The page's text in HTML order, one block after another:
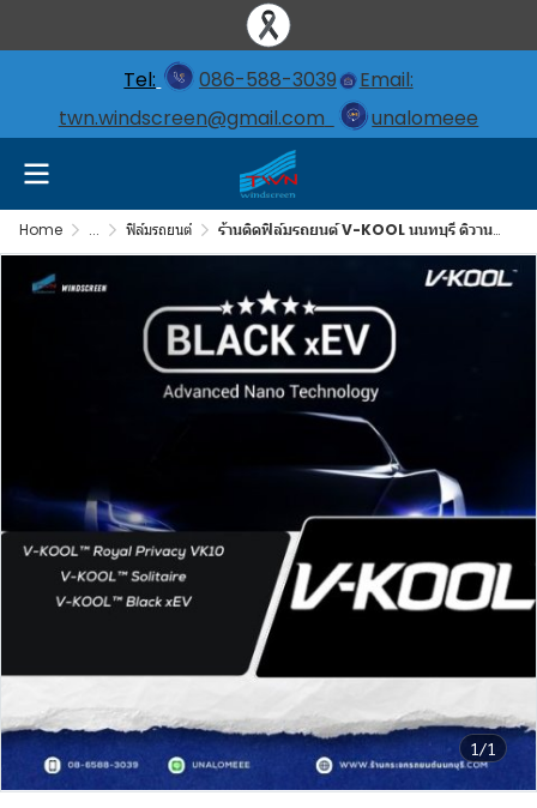
Tel: 086-588-3039
Email:
twn.windscreen@gmail.com
unalomeee
Home ... ฟิล์มรถยนต์ ร้านติดฟิล์มรถยนต์ V-KOOL นนทบุรี ติวานน์ ปากเกร็ด
1/1